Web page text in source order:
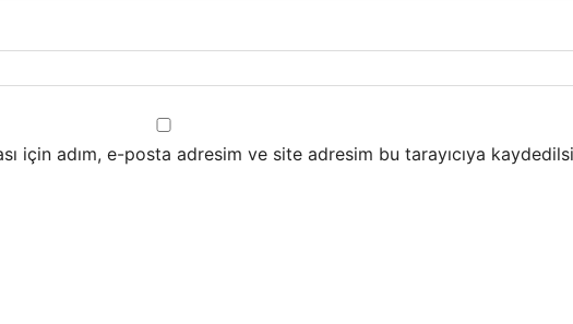
için adım, e-posta adresim ve site adresim bu tarayıcıya